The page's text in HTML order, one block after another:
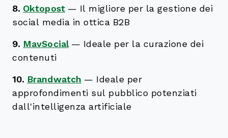
8. Oktopost — Il migliore per la gestione dei
social media in ottica B2B
9. MavSocial — Ideale per la curazione dei
contenuti
10. Brandwatch — Ideale per
approfondimenti sul pubblico potenziati
dall'intelligenza artificiale